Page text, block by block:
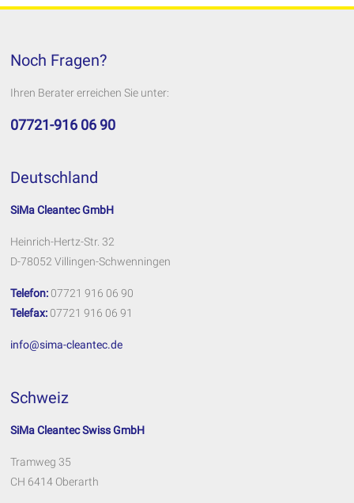
Noch Fragen?
Ihren Berater erreichen Sie unter:
07721-916 06 90
Deutschland
SiMa Cleantec GmbH
Heinrich-Hertz-Str. 32
D-78052 Villingen-Schwenningen
Telefon: 07721 916 06 90
Telefax: 07721 916 06 91
info@sima-cleantec.de
Schweiz
SiMa Cleantec Swiss GmbH
Tramweg 35
CH 6414 Oberarth